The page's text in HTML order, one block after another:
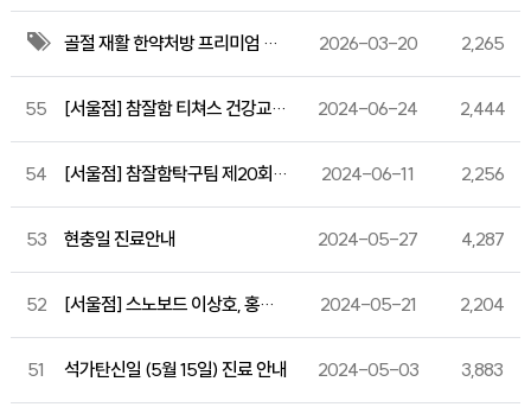
골절 재활 한약처방 프리미엄 강골단, SCI급 저널 게재 & 특허 출원 2026-03-20 2,265
55 [서울점] 참잘함 티쳐스 건강교실 - 목디스크를 부탁해 2024-06-24 2,444
54 [서울점] 참잘함탁구팀 제20회 강동구청장기 탁구대회 3위 입상! 2024-06-11 2,256
53 현충일 진료안내 2024-05-27 4,287
52 [서울점] 스노보드 이상호, 홍승영 선수 내원 2024-05-21 2,204
51 석가탄신일 (5월 15일) 진료 안내 2024-05-03 3,883